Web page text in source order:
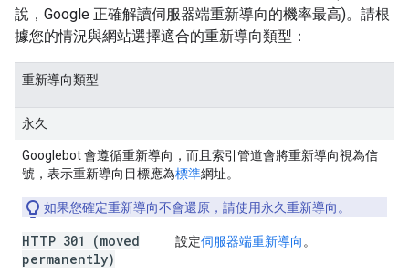
說，Google 正確解讀伺服器端重新導向的機率最高)。請根
據您的情況與網站選擇適合的重新導向類型：
重新導向類型
永久
Googlebot 會遵循重新導向，而且索引管道會將重新導向視為信
號，表示重新導向目標應為標準網址。
如果您確定重新導向不會還原，請使用永久重新導向。
HTTP 301 (moved
permanently)
設定伺服器端重新導向 。